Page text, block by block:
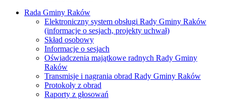
Rada Gminy Raków
Elektroniczny system obsługi Rady Gminy Raków
(informacje o sesjach, projekty uchwał)
Skład osobowy
Informacje o sesjach
Oświadczenia majątkowe radnych Rady Gminy
Raków
Transmisje i nagrania obrad Rady Gminy Raków
Protokoły z obrad
Raporty z głosowań